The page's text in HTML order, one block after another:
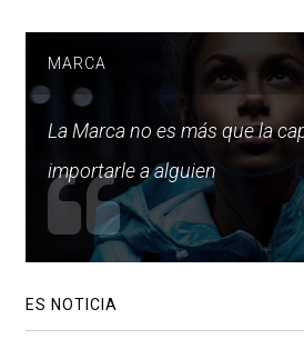
MARCA
La Marca no es más que la
importarle a alguien
ES NOTICIA